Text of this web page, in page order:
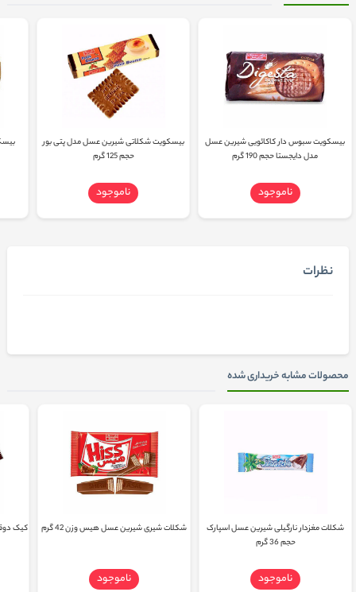
بیسکویت سبوس دار کاکائویی شیرین عسل
مدل دایجستا حجم 190 گرم
ناموجود
بیسکویت شکلاتی شیرین عسل مدل پتی بور
حجم 125 گرم
ناموجود
نظرات
محصولات مشابه خریداری شده
شکلات مغزدار نارگیلی شیرین عسل اسپارک
حجم 36 گرم
ناموجود
شکلات شیری شیرین عسل هیس وزن 42 گرم
ناموجود
کیک